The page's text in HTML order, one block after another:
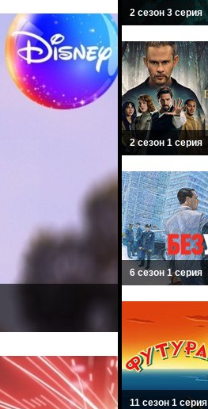
2 сезон 3 серия
2 сезон 1 серия
6 сезон 1 серия
11 сезон 1 серия